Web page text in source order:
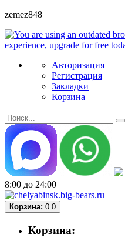
zemez848
Авторизация
Регистрация
Закладки
Корзина
8:00 до 24:00
Корзина: 0 0
Корзина: